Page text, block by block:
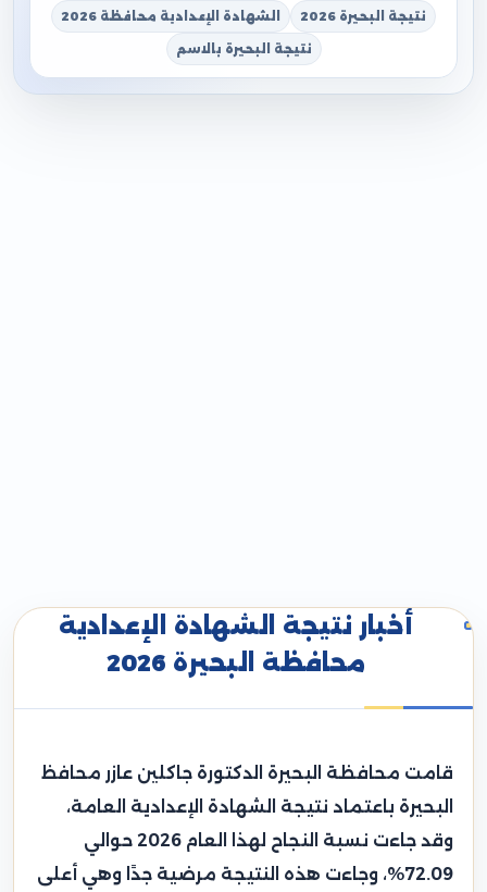
نتيجة البحيرة 2026 الشهادة الإعدادية محافظة 2026
نتيجة البحيرة بالاسم
أخبار نتيجة الشهادة الإعدادية
محافظة البحيرة 2026
قامت محافظة البحيرة الدكتورة جاكلين عازر محافظ
البحيرة باعتماد نتيجة الشهادة الإعدادية العامة،
وقد جاءت نسبة النجاح لهذا العام 2026 حوالي
72.09%، وجاءت هذه النتيجة مرضية جدًا وهي أعلى